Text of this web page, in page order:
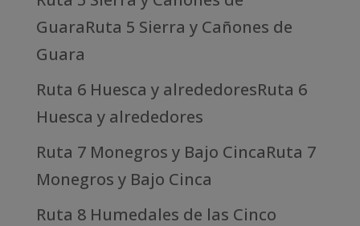
GuaraRuta 5 Sierra y Cañones de
Guara
Ruta 6 Huesca y alrededoresRuta 6
Huesca y alrededores
Ruta 7 Monegros y Bajo CincaRuta 7
Monegros y Bajo Cinca
Ruta 8 Humedales de las Cinco